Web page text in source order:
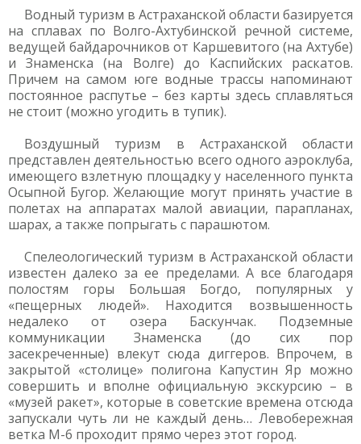
Водный туризм в Астраханской области базируется
на сплавах по Волго-Ахтубинской речной системе,
ведущей байдарочников от Каршевитого (на Ахтубе)
и Знаменска (на Волге) до Каспийских раскатов.
Причем на самом юге водные трассы напоминают
постоянное распутье – без карты здесь сплавляться
не стоит (можно угодить в тупик).
Воздушный туризм в Астраханской области
представлен деятельностью всего одного аэроклуба,
имеющего взлетную площадку у населенного пункта
Осыпной Бугор. Желающие могут принять участие в
полетах на аппаратах малой авиации, парапланах,
шарах, а также попрыгать с парашютом.
Спелеологический туризм в Астраханской области
известен далеко за ее пределами. А все благодаря
полостям горы Большая Богдо, популярных у
«пещерных людей». Находится возвышенность
недалеко от озера Баскунчак. Подземные
коммуникации Знаменска (до сих пор
засекреченные) влекут сюда диггеров. Впрочем, в
закрытой «столице» полигона Капустин Яр можно
совершить и вполне официальную экскурсию – в
«музей ракет», которые в советские времена отсюда
запускали чуть ли не каждый день… Левобережная
ветка М-6 проходит прямо через этот город.